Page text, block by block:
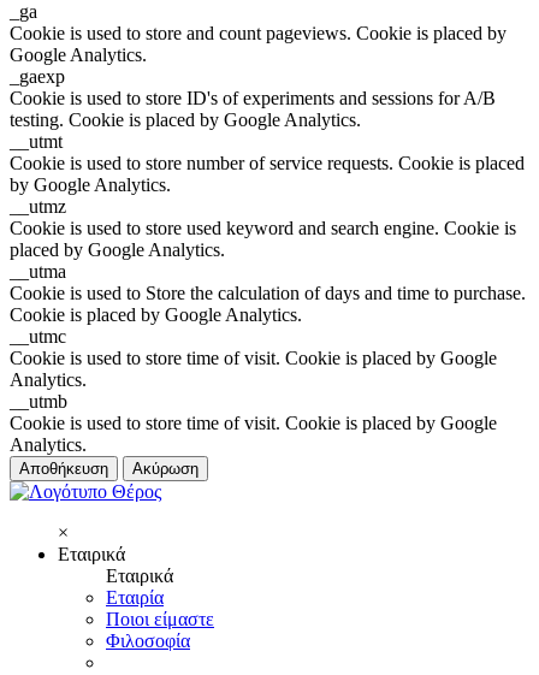
_ga
Cookie is used to store and count pageviews. Cookie is placed by
Google Analytics.
_gaexp
Cookie is used to store ID's of experiments and sessions for A/B
testing. Cookie is placed by Google Analytics.
__utmt
Cookie is used to store number of service requests. Cookie is placed
by Google Analytics.
__utmz
Cookie is used to store used keyword and search engine. Cookie is
placed by Google Analytics.
__utma
Cookie is used to Store the calculation of days and time to purchase.
Cookie is placed by Google Analytics.
__utmc
Cookie is used to store time of visit. Cookie is placed by Google
Analytics.
__utmb
Cookie is used to store time of visit. Cookie is placed by Google
Analytics.
Αποθήκευση Ακύρωση
×
Εταιρικά
Εταιρικά
Εταιρία
Ποιοι είμαστε
Φιλοσοφία